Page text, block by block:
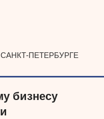
ПЕТЕРБУРГЕ
бизнесу